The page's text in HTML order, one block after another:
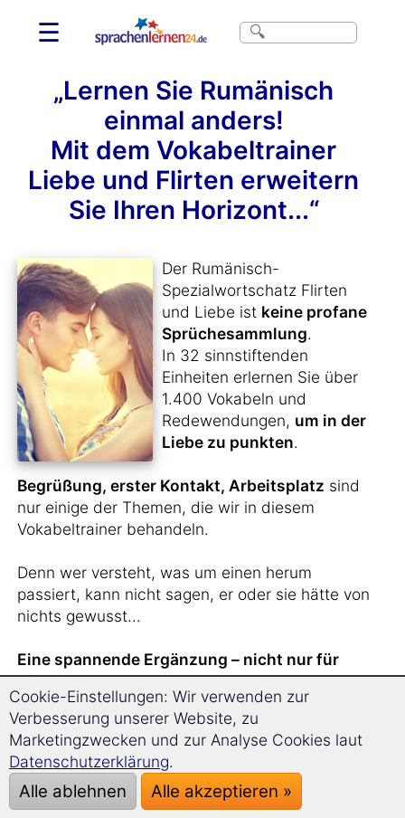
☰
„Lernen Sie Rumänisch
einmal anders!
Mit dem Vokabeltrainer
Liebe und Flirten erweitern
Sie Ihren Horizont...“
Der Rumänisch-
Spezialwortschatz Flirten
und Liebe ist keine profane
Sprüchesammlung.
In 32 sinnstiftenden
Einheiten erlernen Sie über
1.400 Vokabeln und
Redewendungen, um in der
Liebe zu punkten.
Begrüßung, erster Kontakt, Arbeitsplatz sind
nur einige der Themen, die wir in diesem
Vokabeltrainer behandeln.
Denn wer versteht, was um einen herum
passiert, kann nicht sagen, er oder sie hätte von
nichts gewusst...
Eine spannende Ergänzung – nicht nur für
Singles.
Sie haben
jemanden aus Rumänien
kennengelernt
und wollen
Cookie-Einstellungen: Wir verwenden zur
Verbesserung unserer Website, zu
Marketingzwecken und zur Analyse Cookies laut
Datenschutzerklärung.
Alle ablehnen Alle akzeptieren »